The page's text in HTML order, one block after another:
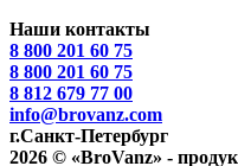
Наши контакты
8 800 201 60 75
8 800 201 60 75
8 812 679 77 00
info@brovanz.com
г.Санкт-Петербург
2026 © «BroVanz» -